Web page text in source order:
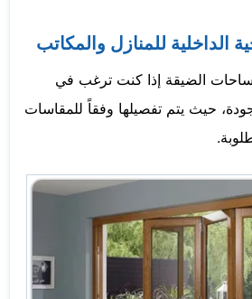
الداخلية للمنازل والمكاتب
الضيقة إذا كنت ترغب في
حيث يتم تفصيلها وفقاً للمقاسات